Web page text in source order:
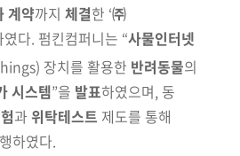
계약까지 체결한 ‘㈜
였다. 펌킨컴퍼니는 “사물인터넷
장치를 활용한 반려동물의
시스템”을 발표하였으며, 동
과 위탁테스트 제도를 통해
하였다.